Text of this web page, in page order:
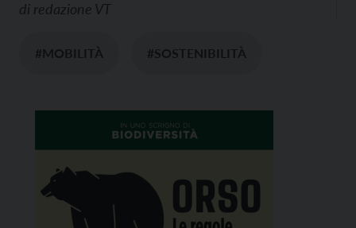
di redazione VT
#MOBILITÀ #SOSTENIBILITÀ